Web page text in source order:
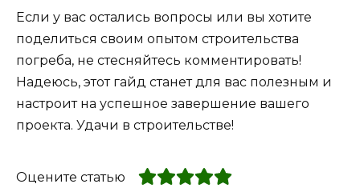
Если у вас остались вопросы или вы хотите
поделиться своим опытом строительства
погреба, не стесняйтесь комментировать!
Надеюсь, этот гайд станет для вас полезным и
настроит на успешное завершение вашего
проекта. Удачи в строительстве!
Оцените статью